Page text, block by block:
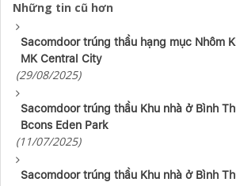
Những tin cũ hơn
Sacomdoor trúng thầu hạng mục Nhôm
MK Central City
(29/08/2025)
Sacomdoor trúng thầu Khu nhà ở Bình
Bcons Eden Park
(11/07/2025)
Sacomdoor trúng thầu Khu nhà ở Bình